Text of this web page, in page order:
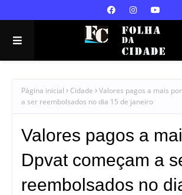
Página inicial Cidade
Valores pagos a mais
a ser reembolsados no dia 15 de janeiro
Valores pagos a
Dpvat começam a
reembolsados no